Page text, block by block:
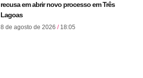
recusa em abrir novo processo em Três
Lagoas
8 de agosto de 2026 18:05